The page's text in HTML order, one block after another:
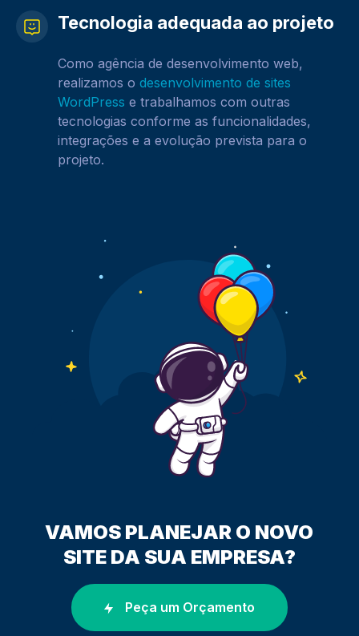
VAMOS PLANEJAR O NOVO
SITE DA SUA EMPRESA?
Peça um Orçamento
Tecnologia adequada ao projeto
Como agência de desenvolvimento web,
realizamos o desenvolvimento de sites
WordPress e trabalhamos com outras
tecnologias conforme as funcionalidades,
integrações e a evolução prevista para o
projeto.